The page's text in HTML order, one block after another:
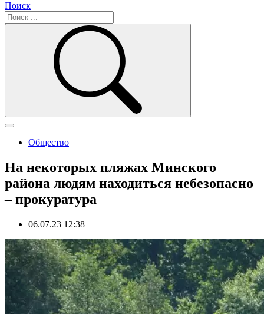
Поиск
Общество
На некоторых пляжах Минского
района людям находиться небезопасно
– прокуратура
06.07.23 12:38